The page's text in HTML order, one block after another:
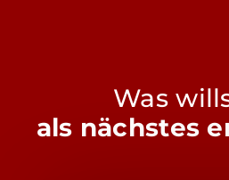
Was
als nächstes